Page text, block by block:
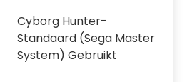
Cyborg Hunter-
Standaard (Sega Master
System) Gebruikt